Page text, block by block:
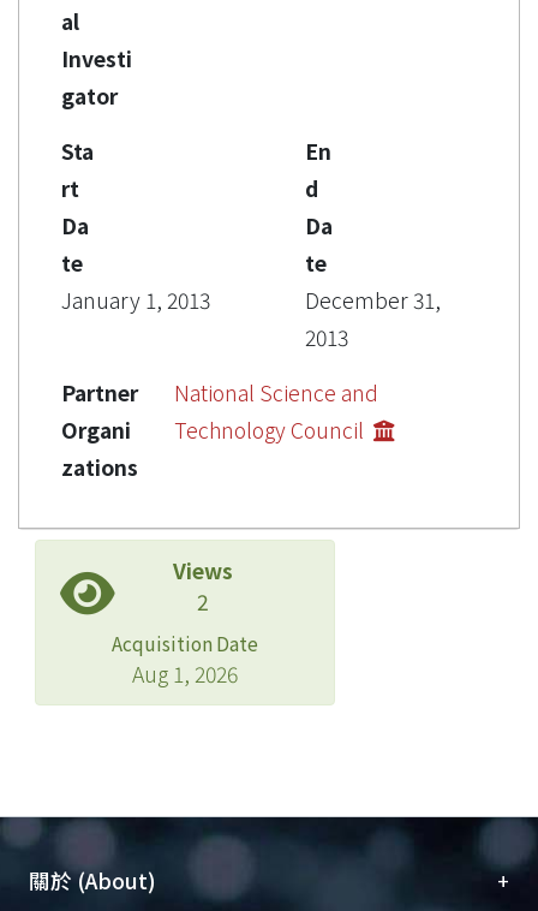
al
Investi
gator
Sta
rt
Da
te
January 1, 2013
En
d
Da
te
December 31,
2013
Partner
Organi
zations
National Science and
Technology Council
Views
2
Acquisition Date
Aug 1, 2026
關於 (About) +